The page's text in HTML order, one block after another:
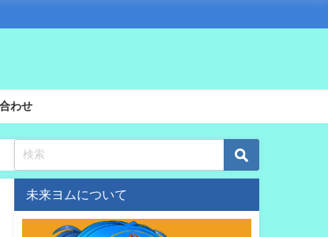
わせ
未来ヨムについて